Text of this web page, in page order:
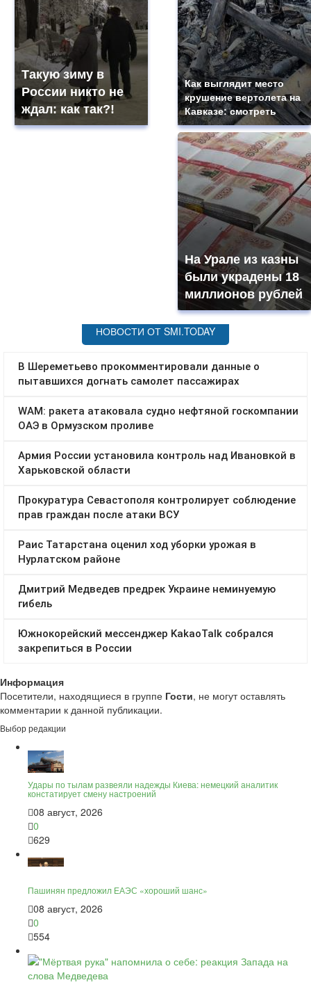
Такую зиму в
России никто не
ждал: как так?!
Как выглядит место
крушение вертолета на
Кавказе: смотреть
На Урале из казны
были украдены 18
миллионов рублей
Информация
Посетители, находящиеся в группе Гости, не могут оставлять
комментарии к данной публикации.
Выбор редакции
Удары по тылам развеяли надежды Киева: немецкий аналитик
констатирует смену настроений
08 август, 2026
0
629
Пашинян предложил ЕАЭС «хороший шанс»
08 август, 2026
0
554